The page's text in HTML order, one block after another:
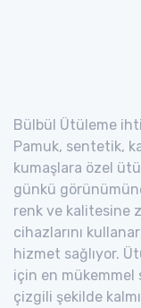
Bülbül Ütüleme
Pamuk, sentetik,
kumaşlara özel
günkü
renk ve kalitesine
cihazlarını
hizmet sağlıyor.
için en
çizgili şekilde